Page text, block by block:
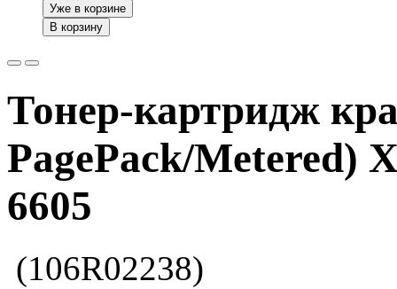
Уже в корзине
В корзину
Тонер-картридж
PagePack/Metered)
6605
(106R02238)